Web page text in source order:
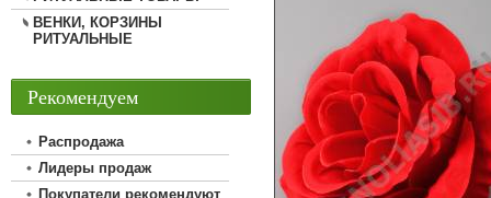
ВЕНКИ, КОРЗИНЫ
РИТУАЛЬНЫЕ
Рекомендуем
Распродажа
Лидеры продаж
Покупатели рекомендуют